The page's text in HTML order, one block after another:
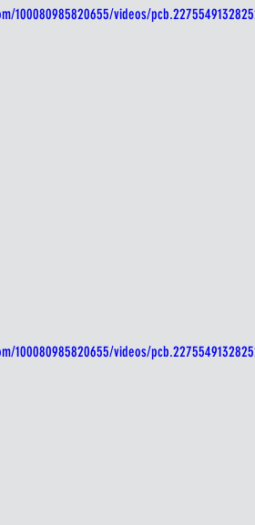
100080985820655/videos/
100080985820655/videos/